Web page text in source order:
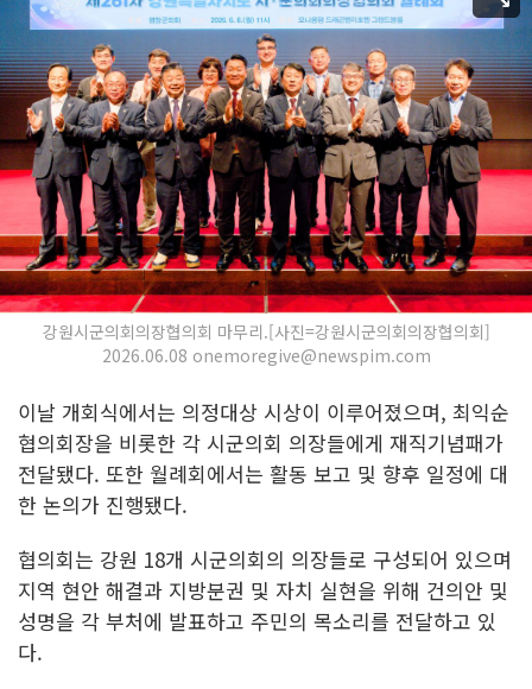
강원시군의회의장협의회 마무리.[사진=강원시군의회의장협의회]
2026.06.08 onemoregive@newspim.com
이날 개회식에서는 의정대상 시상이 이루어졌으며, 최익순
협의회장을 비롯한 각 시군의회 의장들에게 재직기념패가
전달됐다. 또한 월례회에서는 활동 보고 및 향후 일정에 대
한 논의가 진행됐다.
협의회는 강원 18개 시군의회의 의장들로 구성되어 있으며
지역 현안 해결과 지방분권 및 자치 실현을 위해 건의안 및
성명을 각 부처에 발표하고 주민의 목소리를 전달하고 있
다.